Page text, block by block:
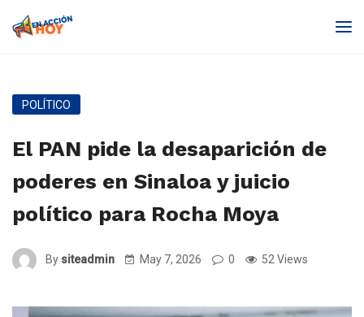
POLÍTICO
El PAN pide la desaparición de
poderes en Sinaloa y juicio
político para Rocha Moya
By siteadmin May 7, 2026 0 52 Views